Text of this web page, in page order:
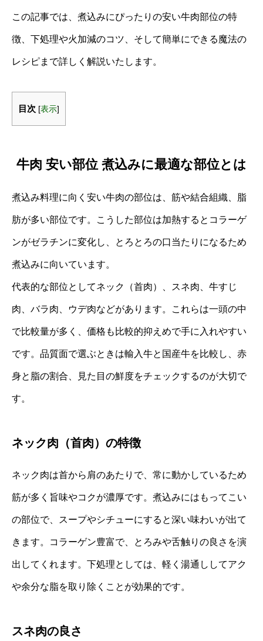
この記事では、煮込みにぴったりの安い牛肉部位の特
徴、下処理や火加減のコツ、そして簡単にできる魔法の
レシピまで詳しく解説いたします。
目次 [表示]
牛肉 安い部位 煮込みに最適な部位とは
煮込み料理に向く安い牛肉の部位は、筋や結合組織、脂
肪が多い部位です。こうした部位は加熱するとコラーゲ
ンがゼラチンに変化し、とろとろの口当たりになるため
煮込みに向いています。
代表的な部位としてネック（首肉）、スネ肉、牛すじ
肉、バラ肉、ウデ肉などがあります。これらは一頭の中
で比較量が多く、価格も比較的抑えめで手に入れやすい
です。品質面で選ぶときは輸入牛と国産牛を比較し、赤
身と脂の割合、見た目の鮮度をチェックするのが大切で
す。
ネック肉（首肉）の特徴
ネック肉は首から肩のあたりで、常に動かしているため
筋が多く旨味やコクが濃厚です。煮込みにはもってこい
の部位で、スープやシチューにすると深い味わいが出て
きます。コラーゲン豊富で、とろみや舌触りの良さを演
出してくれます。下処理としては、軽く湯通ししてアク
や余分な脂を取り除くことが効果的です。
スネ肉の良さ